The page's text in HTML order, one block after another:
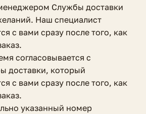
Службы доставки
Наш специалист
с вами сразу после того, как
согласовывается с
доставки, который
с вами сразу после того, как
указанный номер